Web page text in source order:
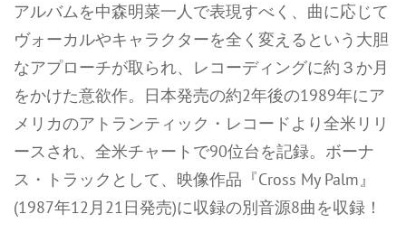
アルバムを中森明菜一人で表現すべく、曲に応じて
ヴォーカルやキャラクターを全く変えるという大胆
なアプローチが取られ、レコーディングに約３か月
をかけた意欲作。日本発売の約2年後の1989年にア
メリカのアトランティック・レコードより全米リリ
ースされ、全米チャートで90位台を記録。ボーナ
ス・トラックとして、映像作品『Cross My Palm』
(1987年12月21日発売)に収録の別音源8曲を収録！